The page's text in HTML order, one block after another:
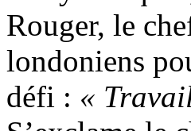
Rouger, le
londoniens
défi : «